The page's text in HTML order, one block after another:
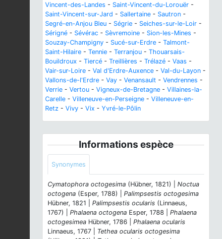
Vincent-des-Landes - Saint-Vincent-du-Lorouër -
Saint-Vincent-sur-Jard - Sallertaine - Sautron -
Segré-en-Anjou Bleu - Ségrie - Seiches-sur-le-Loir -
Sérigné - Sévérac - Sèvremoine - Sion-les-Mines -
Souzay-Champigny - Sucé-sur-Erdre - Talmont-
Saint-Hilaire - Tennie - Terranjou - Thouarsais-
Bouildroux - Tiercé - Treillières - Trélazé - Vaas -
Vair-sur-Loire - Val d'Erdre-Auxence - Val-du-Layon -
Vallons-de-l'Erdre - Vay - Venansault - Vendrennes -
Verrie - Vertou - Vigneux-de-Bretagne - Villaines-la-
Carelle - Villeneuve-en-Perseigne - Villeneuve-en-
Retz - Vivy - Vix - Yvré-le-Pôlin
Informations espèce
Synonymes
Cymatophora octogesima (Hübner, 1821) | Noctua
octogena (Esper, 1788) | Palimpsestis octogesima
Hübner, 1821 | Palimpsestis ocularis (Linnaeus,
1767) | Phalaena octogena Esper, 1788 | Phalaena
octogesimea Hübner, 1786 | Phalaena ocularis
Linnaeus, 1767 | Tethea ocularis octogesima